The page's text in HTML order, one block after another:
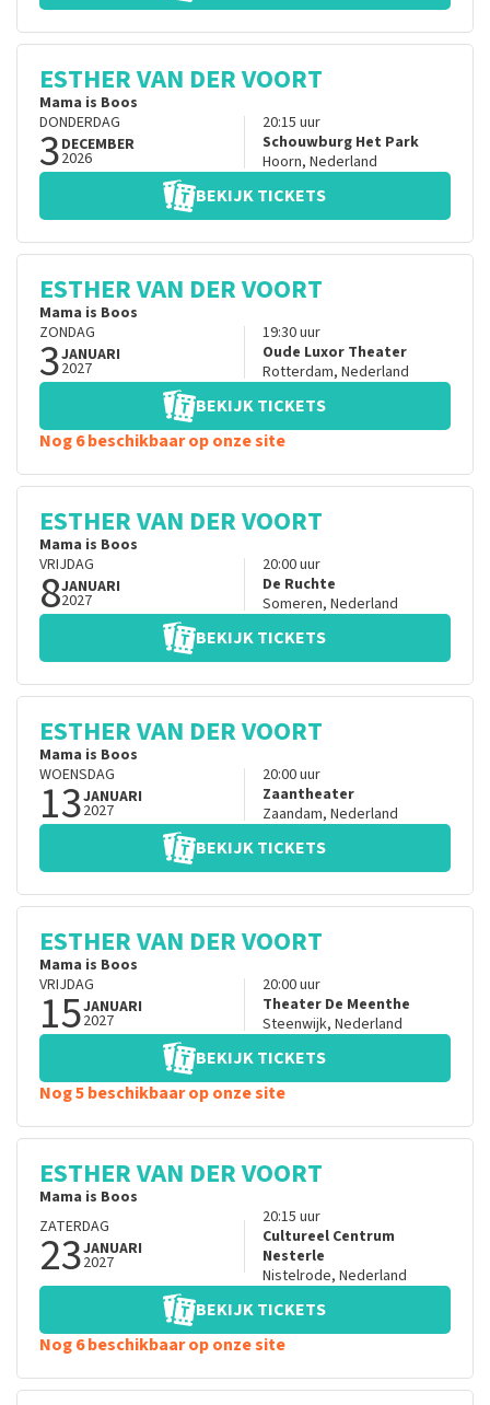
ESTHER VAN DER VOORT
Mama is Boos
DONDERDAG
3DECEMBER
2026
20:15 uur
Schouwburg Het Park
Hoorn, Nederland
BEKIJK TICKETS
ESTHER VAN DER VOORT
Mama is Boos
ZONDAG
3JANUARI
2027
19:30uur
Oude Luxor Theater
Rotterdam, Nederland
BEKIJK TICKETS
Nog 6 beschikbaar op onze site
ESTHER VAN DER VOORT
Mama is Boos
VRIJDAG
8JANUARI
2027
20:00uur
De Ruchte
Someren, Nederland
BEKIJK TICKETS
ESTHER VAN DER VOORT
Mama is Boos
WOENSDAG
13JANUARI
2027
20:00uur
Zaantheater
Zaandam, Nederland
BEKIJK TICKETS
ESTHER VAN DER VOORT
Mama is Boos
VRIJDAG
15JANUARI
2027
20:00uur
Theater De Meenthe
Steenwijk, Nederland
BEKIJK TICKETS
Nog 5 beschikbaar op onze site
ESTHER VAN DER VOORT
Mama is Boos
ZATERDAG
23JANUARI
2027
20:15 uur
Cultureel Centrum
Nesterle
Nistelrode, Nederland
BEKIJK TICKETS
Nog 6 beschikbaar op onze site